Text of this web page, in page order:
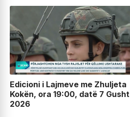
Edicioni i Lajmeve me Zhuljeta
Kokën, ora 19:00, datë 7 Gusht
2026